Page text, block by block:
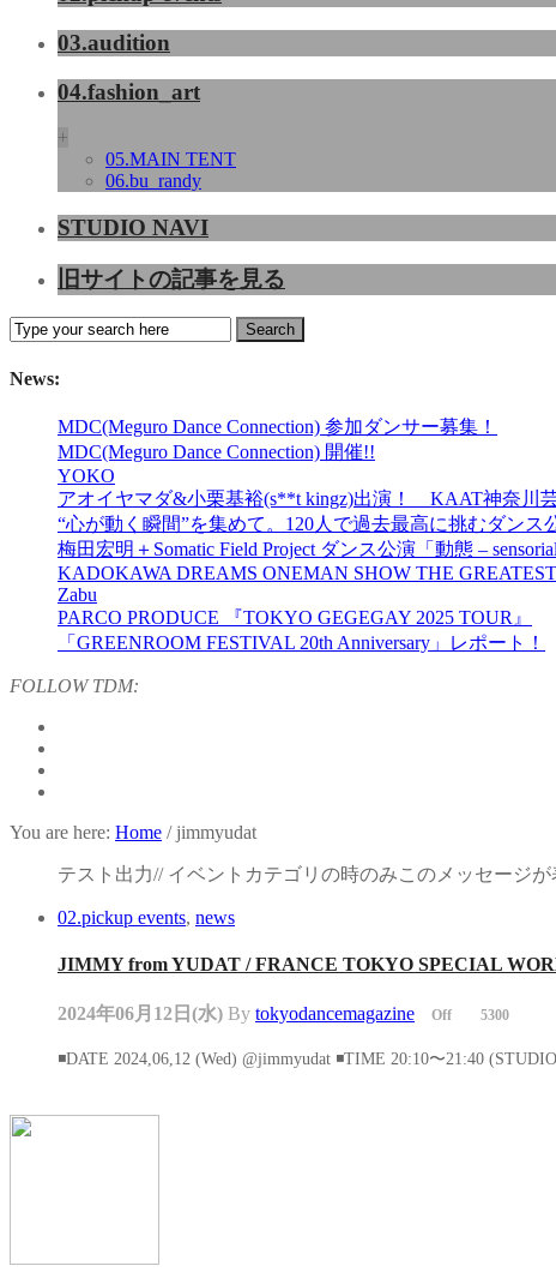
03.audition
04.fashion_art
+
05.MAIN TENT
06.bu_randy
STUDIO NAVI
旧サイトの記事を見る
News:
MDC(Meguro Dance Connection) 参加ダンサー募集！
MDC(Meguro Dance Connection) 開催!!
YOKO
アオイヤマダ&小栗基裕(s**t kingz)出演！ KAAT神奈川
“心が動く瞬間”を集めて。120人で過去最高に挑むダンス
梅田宏明＋Somatic Field Project ダンス公演「動態 ‒ sensorial
KADOKAWA DREAMS ONEMAN SHOW THE
Zabu
PARCO PRODUCE 『TOKYO GEGEGAY 2025 TOUR』
「GREENROOM FESTIVAL 20th Anniversary」レポート！
FOLLOW TDM:
You are here: Home /jimmyudat
テスト出力// イベントカテゴリの時のみこのメッセージ
02.pickup events, news
JIMMY from YUDAT / FRANCE TOKYO SPECIAL
2024年06月12日(水) By tokyodancemagazine Off 5300
◾️DATE 2024,06,12 (Wed) @jimmyudat ◾️TIME 20:10〜21:40